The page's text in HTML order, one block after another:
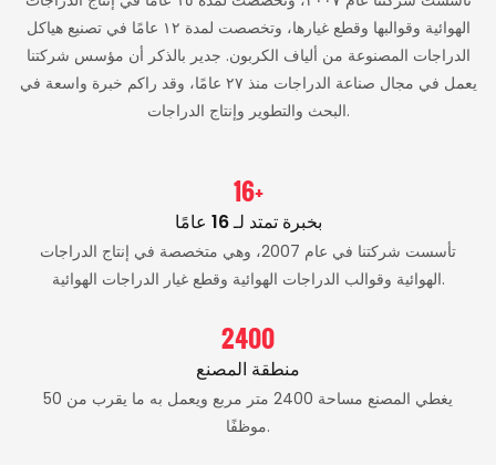
الهوائية وقوالبها وقطع غيارها، وتخصصت لمدة ١٢ عامًا في تصنيع هياكل
الدراجات المصنوعة من ألياف الكربون. جدير بالذكر أن مؤسس شركتنا
يعمل في مجال صناعة الدراجات منذ ٢٧ عامًا، وقد راكم خبرة واسعة في
البحث والتطوير وإنتاج الدراجات.
16+
بخبرة تمتد لـ 16 عامًا
تأسست شركتنا في عام 2007، وهي متخصصة في إنتاج الدراجات
الهوائية وقوالب الدراجات الهوائية وقطع غيار الدراجات الهوائية.
2400
منطقة المصنع
يغطي المصنع مساحة 2400 متر مربع ويعمل به ما يقرب من 50
موظفًا.